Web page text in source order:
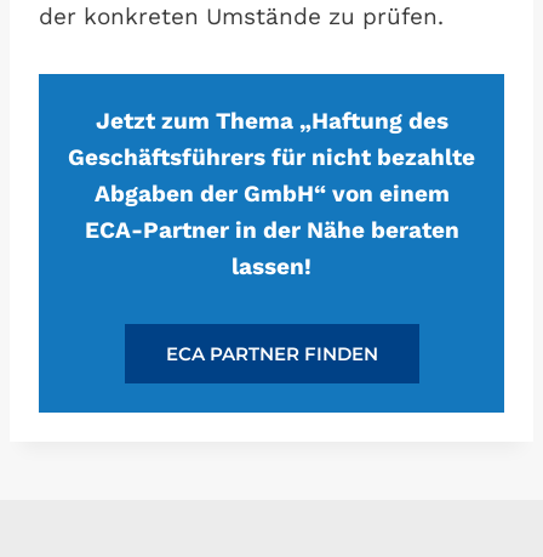
der konkreten Umstände zu prüfen.
Jetzt zum Thema „Haftung des
Geschäftsführers für nicht bezahlte
Abgaben der GmbH“ von einem
ECA-Partner in der Nähe beraten
lassen!
ECA PARTNER FINDEN